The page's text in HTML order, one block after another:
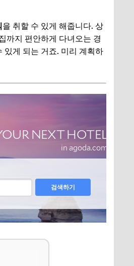
을 취할 수 있게 해줍니다. 상
까지 편안하게 다녀오는 경
있게 되는 거죠. 미리 계획하